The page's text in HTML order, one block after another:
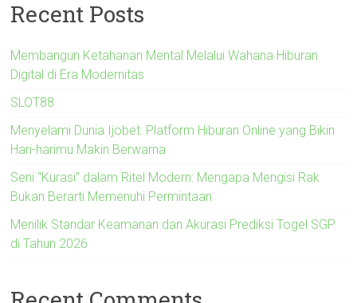
Recent Posts
Membangun Ketahanan Mental Melalui Wahana Hiburan
Digital di Era Modernitas
SLOT88
Menyelami Dunia Ijobet: Platform Hiburan Online yang Bikin
Hari-harimu Makin Berwarna
Seni “Kurasi” dalam Ritel Modern: Mengapa Mengisi Rak
Bukan Berarti Memenuhi Permintaan
Menilik Standar Keamanan dan Akurasi Prediksi Togel SGP
di Tahun 2026